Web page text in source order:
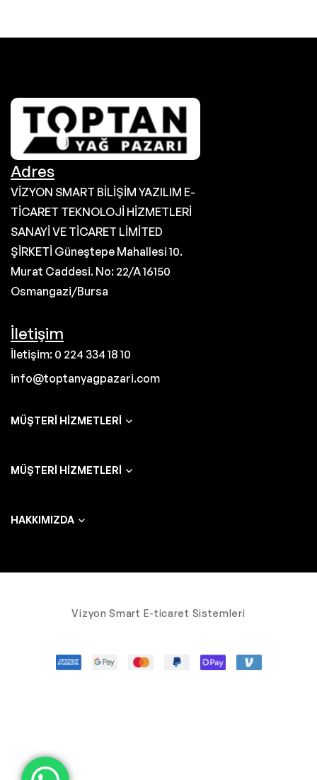
Adres
VİZYON SMART BİLİŞİM YAZILIM E-
TİCARET TEKNOLOJİ HİZMETLERİ
SANAYİ VE TİCARET LİMİTED
ŞİRKETİ Güneştepe Mahallesi 10.
Murat Caddesi. No: 22/A 16150
Osmangazi/Bursa
İletişim
İletişim: 0 224 334 18 10
info@toptanyagpazari.com
MÜŞTERI HIZMETLERI
MÜŞTERI HIZMETLERI
HAKKIMIZDA
Vizyon Smart E-ticaret Sistemleri